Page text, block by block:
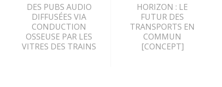
DES PUBS AUDIO
DIFFUSÉES VIA
CONDUCTION
OSSEUSE PAR LES
VITRES DES TRAINS
HORIZON : LE
FUTUR DES
TRANSPORTS EN
COMMUN
[CONCEPT]